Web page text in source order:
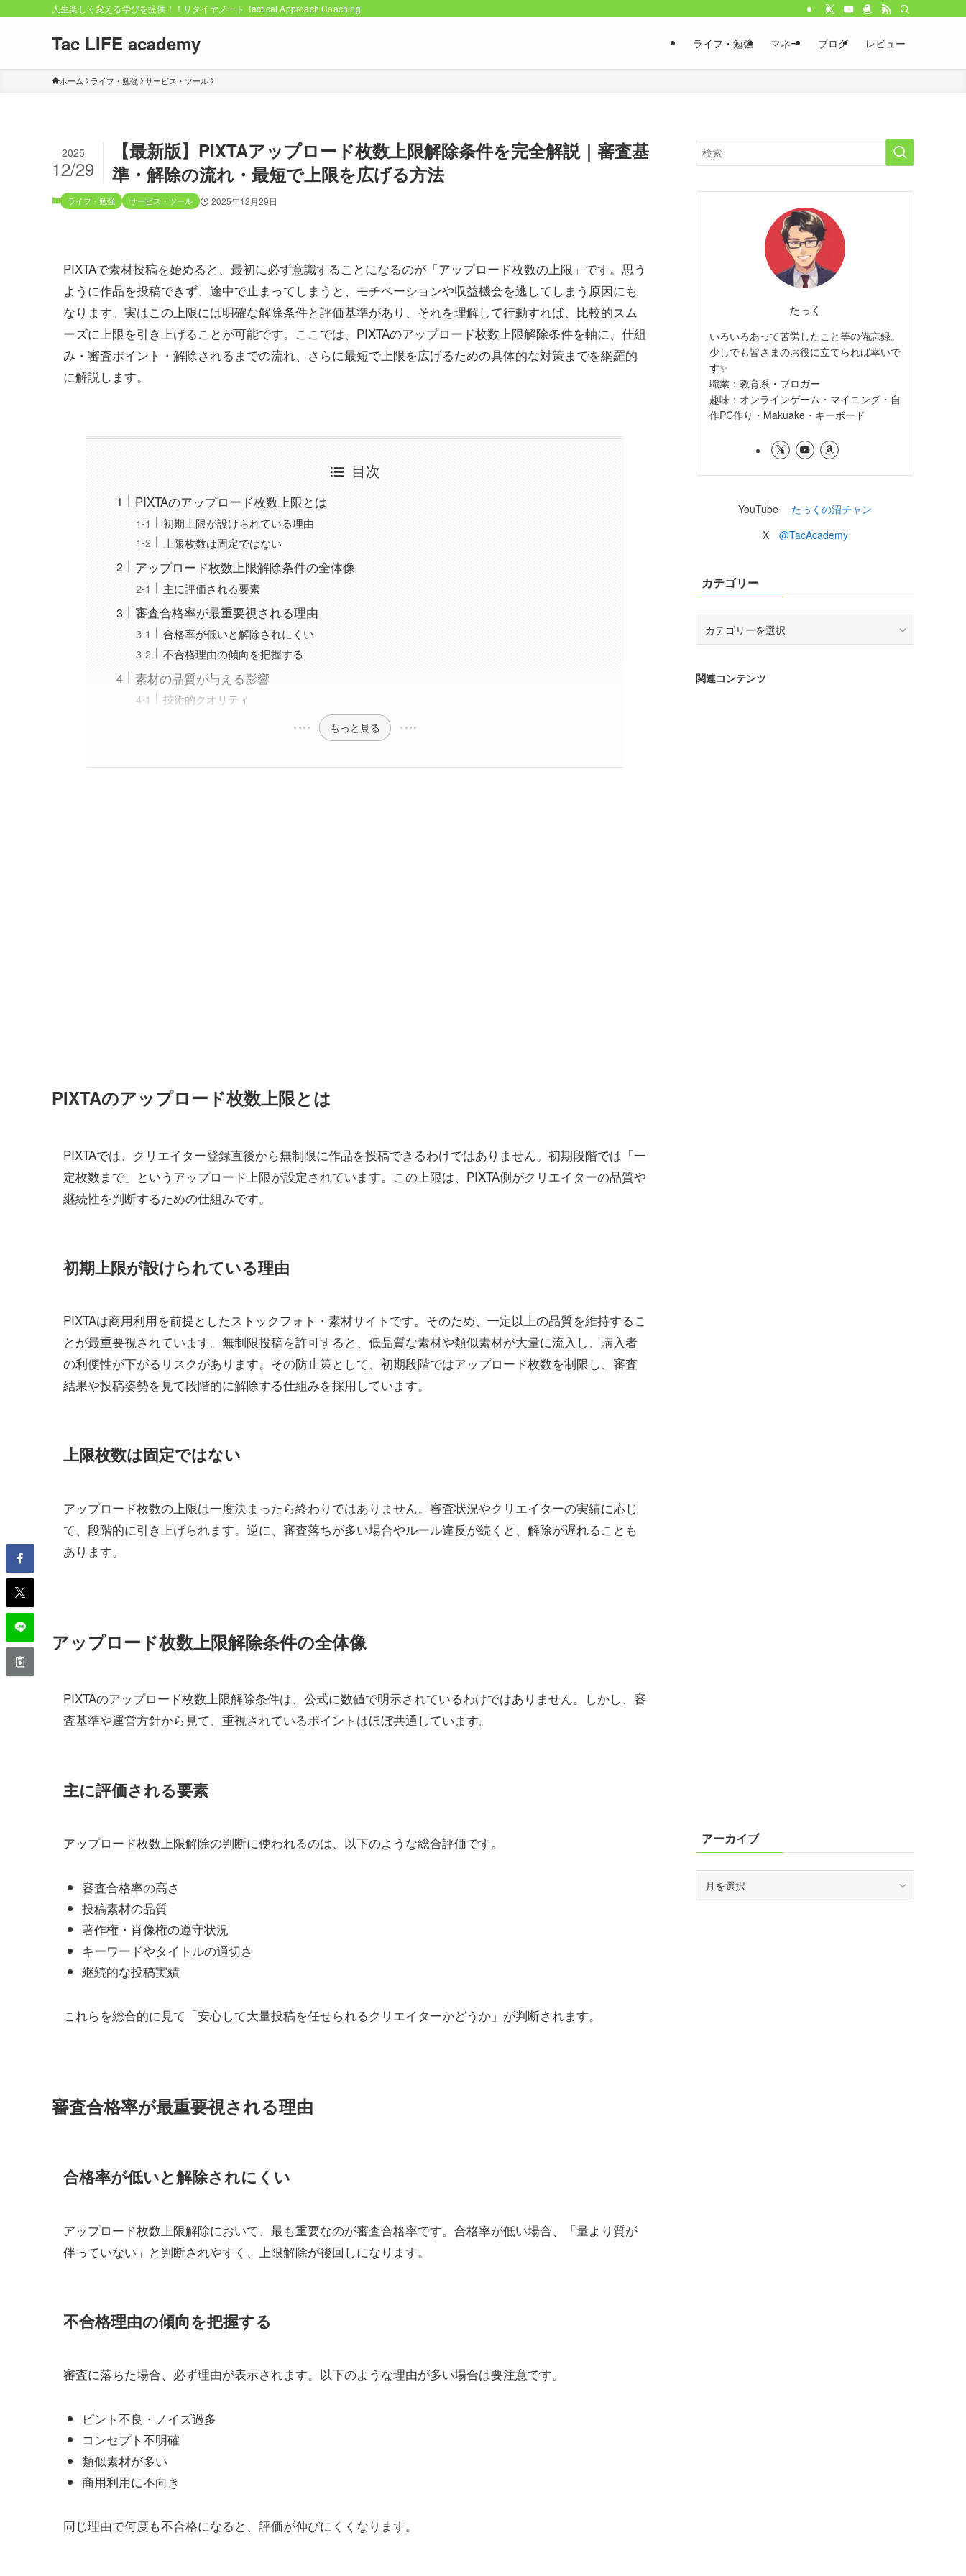
人生楽しく変える学びを提供！！リタイヤノート Tactical Approach Coaching
Tac LIFE academy ライフ・勉強 マネー ブログ レビュー
ホーム ライフ・勉強 サービス・ツール
【最新版】PIXTAアップロード枚数上限解除条件を完全解説｜審査基
準・解除の流れ・最短で上限を広げる方法
2025
12/29
ライフ・勉強 サービス・ツール 2025年12月29日
PIXTAで素材投稿を始めると、最初に必ず意識することになるのが「アップロード枚数の上限」です。思う
ように作品を投稿できず、途中で止まってしまうと、モチベーションや収益機会を逃してしまう原因にも
なります。実はこの上限には明確な解除条件と評価基準があり、それを理解して行動すれば、比較的スム
ーズに上限を引き上げることが可能です。ここでは、PIXTAのアップロード枚数上限解除条件を軸に、仕組
み・審査ポイント・解除されるまでの流れ、さらに最短で上限を広げるための具体的な対策までを網羅的
に解説します。
目次
PIXTAのアップロード枚数上限とは
初期上限が設けられている理由
上限枚数は固定ではない
アップロード枚数上限解除条件の全体像
主に評価される要素
審査合格率が最重要視される理由
合格率が低いと解除されにくい
不合格理由の傾向を把握する
素材の品質が与える影響
技術的クオリティ
もっと見る
PIXTAのアップロード枚数上限とは
PIXTAでは、クリエイター登録直後から無制限に作品を投稿できるわけではありません。初期段階では「一
定枚数まで」というアップロード上限が設定されています。この上限は、PIXTA側がクリエイターの品質や
継続性を判断するための仕組みです。
初期上限が設けられている理由
PIXTAは商用利用を前提としたストックフォト・素材サイトです。そのため、一定以上の品質を維持するこ
とが最重要視されています。無制限投稿を許可すると、低品質な素材や類似素材が大量に流入し、購入者
の利便性が下がるリスクがあります。その防止策として、初期段階ではアップロード枚数を制限し、審査
結果や投稿姿勢を見て段階的に解除する仕組みを採用しています。
上限枚数は固定ではない
アップロード枚数の上限は一度決まったら終わりではありません。審査状況やクリエイターの実績に応じ
て、段階的に引き上げられます。逆に、審査落ちが多い場合やルール違反が続くと、解除が遅れることも
あります。
アップロード枚数上限解除条件の全体像
PIXTAのアップロード枚数上限解除条件は、公式に数値で明示されているわけではありません。しかし、審
査基準や運営方針から見て、重視されているポイントはほぼ共通しています。
主に評価される要素
アップロード枚数上限解除の判断に使われるのは、以下のような総合評価です。
審査合格率の高さ
投稿素材の品質
著作権・肖像権の遵守状況
キーワードやタイトルの適切さ
継続的な投稿実績
これらを総合的に見て「安心して大量投稿を任せられるクリエイターかどうか」が判断されます。
審査合格率が最重要視される理由
合格率が低いと解除されにくい
アップロード枚数上限解除において、最も重要なのが審査合格率です。合格率が低い場合、「量より質が
伴っていない」と判断されやすく、上限解除が後回しになります。
不合格理由の傾向を把握する
審査に落ちた場合、必ず理由が表示されます。以下のような理由が多い場合は要注意です。
ピント不良・ノイズ過多
コンセプト不明確
類似素材が多い
商用利用に不向き
同じ理由で何度も不合格になると、評価が伸びにくくなります。
たっく
いろいろあって苦労したこと等の備忘録。
少しでも皆さまのお役に立てられば幸いで
す✨
職業：教育系・ブロガー
趣味：オンラインゲーム・マイニング・自
作PC作り・Makuake・キーボード
YouTube たっくの沼チャン
X @TacAcademy
カテゴリー
ー
関連コンテンツ
アーカイブ